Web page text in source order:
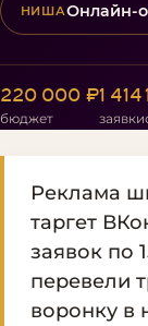
НИШАОнлайн-
220 000 ₽
бюджет
1 414
заявки
Реклама
таргет
заявок по
перевели
воронку в